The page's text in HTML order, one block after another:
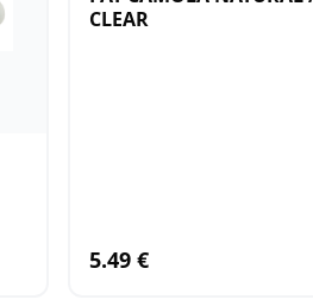
CLEAR
5.49 €